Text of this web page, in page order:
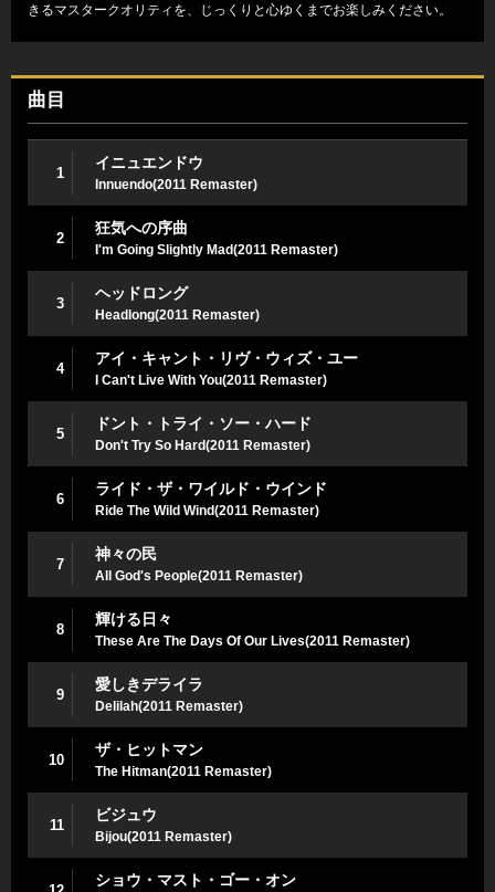
きるマスタークオリティを、じっくりと心ゆくまでお楽しみください。
曲目
1
イニュエンドウ
Innuendo(2011 Remaster)
2
狂気への序曲
I'm Going Slightly Mad(2011 Remaster)
3
ヘッドロング
Headlong(2011 Remaster)
4
アイ・キャント・リヴ・ウィズ・ユー
I Can't Live With You(2011 Remaster)
5
ドント・トライ・ソー・ハード
Don't Try So Hard(2011 Remaster)
6
ライド・ザ・ワイルド・ウインド
Ride The Wild Wind(2011 Remaster)
7
神々の民
All God's People(2011 Remaster)
8
輝ける日々
These Are The Days Of Our Lives(2011 Remaster)
9
愛しきデライラ
Delilah(2011 Remaster)
10
ザ・ヒットマン
The Hitman(2011 Remaster)
11
ビジュウ
Bijou(2011 Remaster)
ショウ・マスト・ゴー・オン